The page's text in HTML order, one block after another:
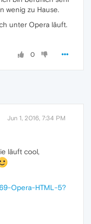
wenig zu Hause.
unter Opera läuft.
0
Jun 1, 2016, 7:34 PM
läuft cool,
Opera-HTML-5?